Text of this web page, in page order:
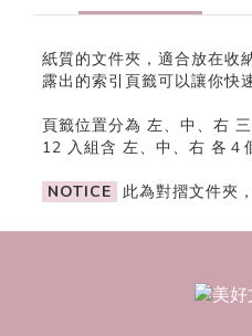
紙質的文件夾，適合放在收
露出的索引頁籤可以讓你快
頁籤位置分為 左、中、右 三
12 入組含 左、中、右 各４
NOTICE 此為對摺文件夾